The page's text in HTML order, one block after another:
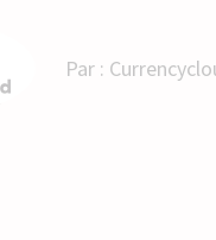
Par :